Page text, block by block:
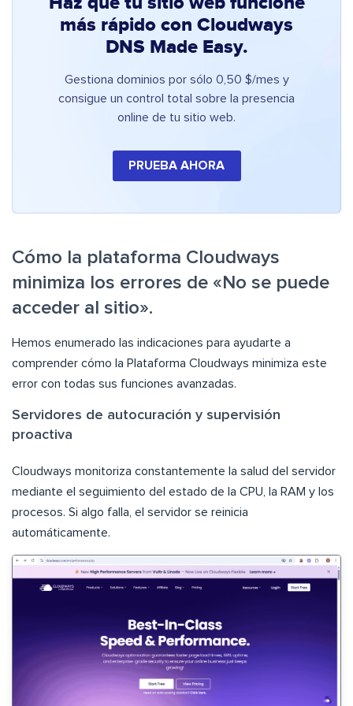
más rápido con Cloudways
DNS Made Easy.
Gestiona dominios por sólo 0,50 $/mes y
consigue un control total sobre la presencia
online de tu sitio web.
PRUEBA AHORA
Cómo la plataforma Cloudways
minimiza los errores de «No se puede
acceder al sitio».
Hemos enumerado las indicaciones para ayudarte a
comprender cómo la Plataforma Cloudways minimiza este
error con todas sus funciones avanzadas.
Servidores de autocuración y supervisión
proactiva
Cloudways monitoriza constantemente la salud del servidor
mediante el seguimiento del estado de la CPU, la RAM y los
procesos. Si algo falla, el servidor se reinicia
automáticamente.